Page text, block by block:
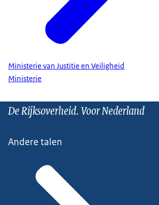
Ministerie van Justitie en Veiligheid
Ministerie
De Rijksoverheid. Voor Nederland
Andere talen